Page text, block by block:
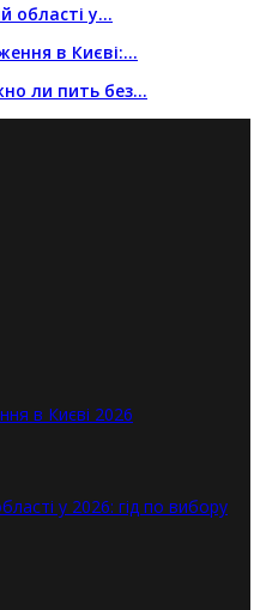
області у…
в Києві:…
ли пить без…
в Києві 2026
у 2026: гід по вибору